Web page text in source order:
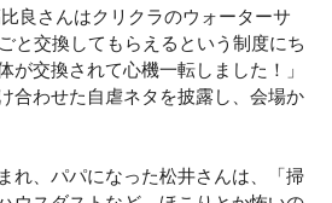
良さんはクリクラのウォーターサ
と交換してもらえるという制度にち
が交換されて心機一転しました！」
合わせた自虐ネタを披露し、会場か
れ、パパになった松井さんは、「掃